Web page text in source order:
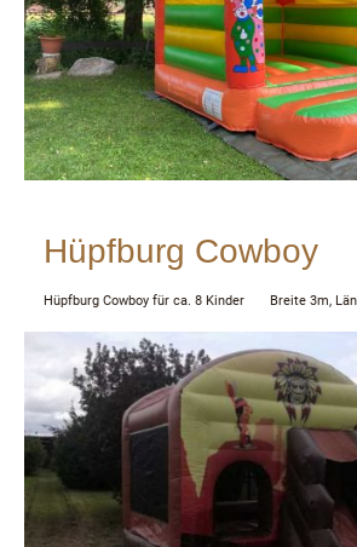
Hüpfburg Cowboy
Hüpfburg Cowboy für ca. 8 Kinder Breite 3m,